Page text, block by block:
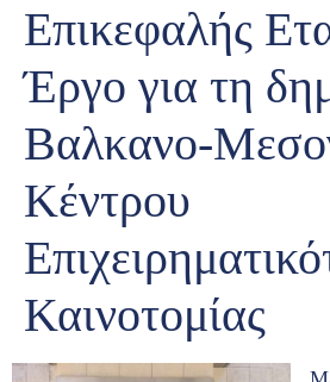
Επικεφαλής
Έργο για τη
Βαλκανο-
Κέντρου
Καινοτομίας